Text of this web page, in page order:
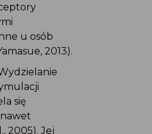
u osób
2013).
się
nawet
2005). Jej